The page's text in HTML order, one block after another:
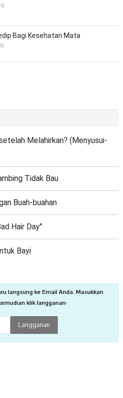
Bagi Kesehatan Mata
Melahirkan? (Menyusui-
Tidak Bau
Buah-buahan
Hair Day"
Bayi
langsung ke Email Anda. Masukkan
klik langganan: